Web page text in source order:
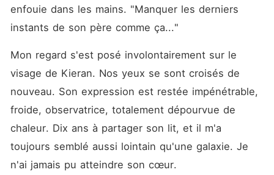
enfouie dans les mains. "Manquer les derniers
instants de son père comme ça..."
Mon regard s'est posé involontairement sur le
visage de Kieran. Nos yeux se sont croisés de
nouveau. Son expression est restée impénétrable,
froide, observatrice, totalement dépourvue de
chaleur. Dix ans à partager son lit, et il m'a
toujours semblé aussi lointain qu'une galaxie. Je
n'ai jamais pu atteindre son cœur.